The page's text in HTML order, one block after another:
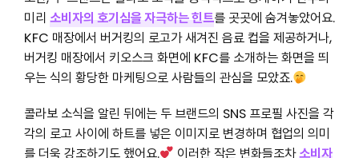
미리 소비자의 호기심을 자극하는 힌트를 곳곳에 숨겨놓았어요.
KFC 매장에서 버거킹의 로고가 새겨진 음료 컵을 제공하거나,
버거킹 매장에서 키오스크 화면에 KFC를 소개하는 화면을 띄
우는 식의 황당한 마케팅으로 사람들의 관심을 모았죠.
콜라보 소식을 알린 뒤에는 두 브랜드의 SNS 프로필 사진을 각
각의 로고 사이에 하트를 넣은 이미지로 변경하며 협업의 의미
를 더욱 강조하기도 했어요.
이러한 작은 변화들조차소비자